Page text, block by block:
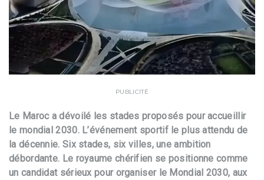
PUBLICITÉ
Le Maroc a dévoilé les stades proposés pour accueillir
le mondial 2030. L’événement sportif le plus attendu de
la décennie. Six stades, six villes, une ambition
débordante. Le royaume chérifien se positionne comme
un candidat sérieux pour organiser le Mondial 2030, aux